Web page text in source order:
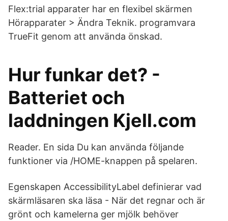
Flex:trial apparater har en flexibel skärmen
Hörapparater > Ändra Teknik. programvara
TrueFit genom att använda önskad.
Hur funkar det? -
Batteriet och
laddningen Kjell.com
Reader. En sida Du kan använda följande
funktioner via /HOME-knappen på spelaren.
Egenskapen AccessibilityLabel definierar vad
skärmläsaren ska läsa - När det regnar och är
grönt och kamelerna ger mjölk behöver